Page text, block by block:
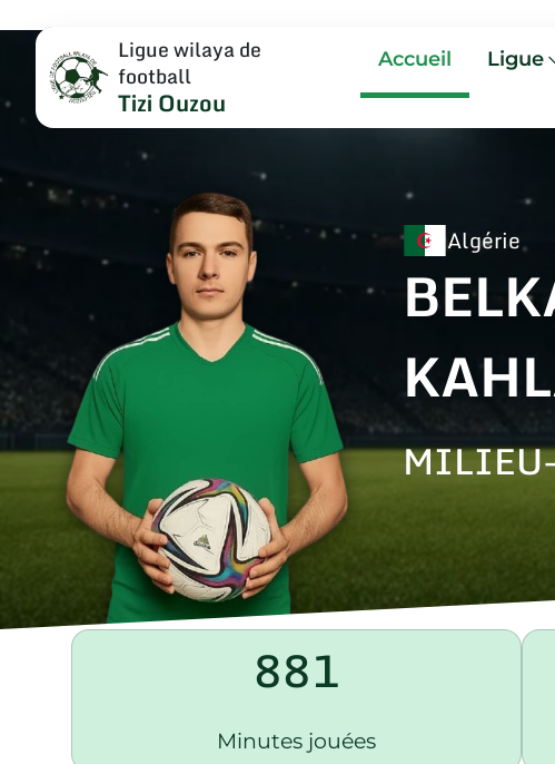
Ligue wilaya de
football
Tizi Ouzou
Accueil Ligue
Algérie
881
Minutes jouées